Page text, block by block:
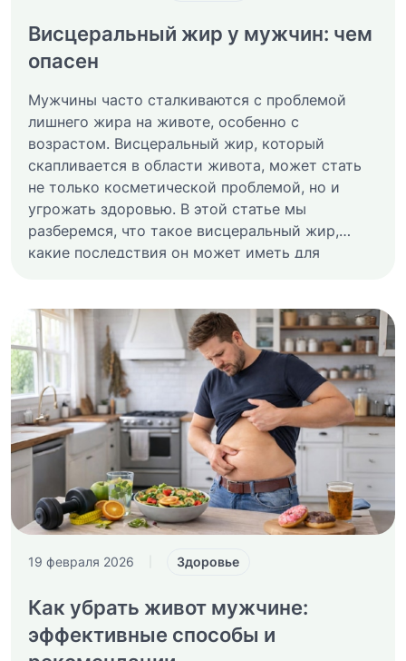
Висцеральный жир у мужчин: чем
опасен
Мужчины часто сталкиваются с проблемой
лишнего жира на животе, особенно с
возрастом. Висцеральный жир, который
скапливается в области живота, может стать
не только косметической проблемой, но и
угрожать здоровью. В этой статье мы
разберемся, что такое висцеральный жир,
какие последствия он может иметь для
19 февраля 2026 Здоровье
Как убрать живот мужчине:
эффективные способы и